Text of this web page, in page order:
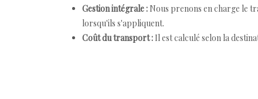
Gestion intégrale : Nous prenons en charge le
lorsqu'ils s'appliquent.
Coût du transport : Il est calculé selon la